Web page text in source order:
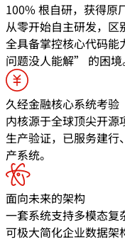
100% 根自研，获得原
从零开始自主研发，
全具备掌控核心代码
问题没人能解” 的困境
久经金融核心系统考验
内核源于全球顶尖开
生产验证，已服务建行
产系统。
面向未来的架构
一套系统支持多模态复
可极大简化企业数据架